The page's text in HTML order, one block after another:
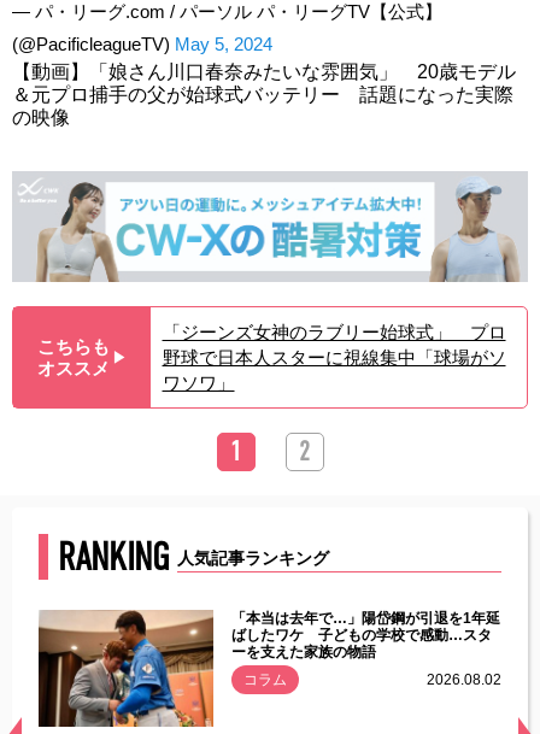
— パ・リーグ.com / パーソル パ・リーグTV【公式】
(@PacificleagueTV) May 5, 2024
【動画】「娘さん川口春奈みたいな雰囲気」 20歳モデル
＆元プロ捕手の父が始球式バッテリー 話題になった実際
の映像
こちらも
オススメ ▶︎
「ジーンズ女神のラブリー始球式」 プロ
野球で日本人スターに視線集中「球場がソ
ワソワ」
1 2
RANKING 人気記事ランキング
「本当は去年で…」陽岱鋼が引退を1年延
ばしたワケ 子どもの学校で感動…スタ
ーを支えた家族の物語
コラム
2026.08.02